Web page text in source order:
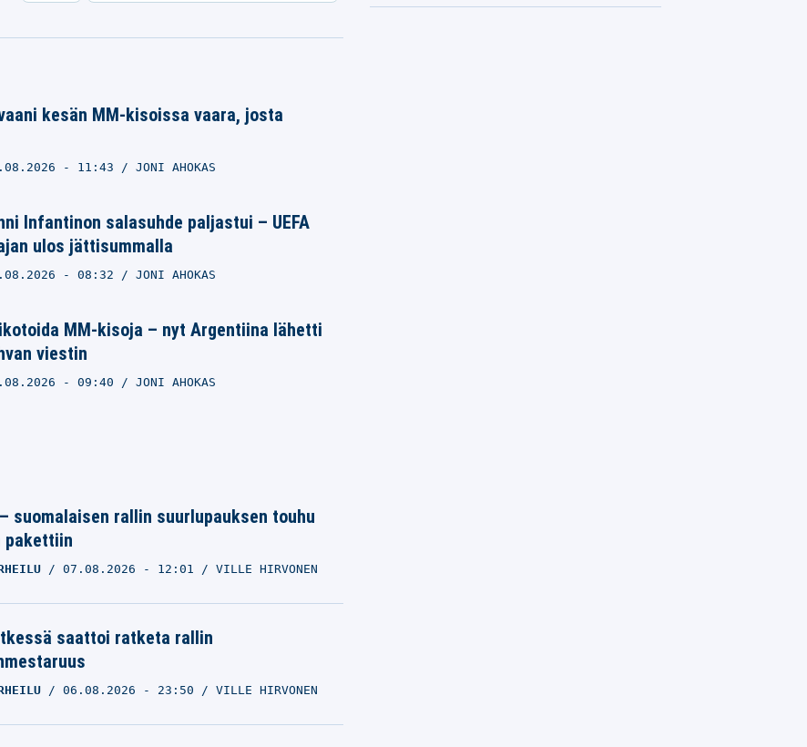
kesän MM-kisoissa vaara, josta
- 11:43 JONI AHOKAS
Infantinon salasuhde paljastui – UEFA
ulos jättisummalla
- 08:32 JONI AHOKAS
MM-kisoja – nyt Argentiina lähetti
viestin
- 09:40 JONI AHOKAS
suomalaisen rallin suurlupauksen touhu
07.08.2026 - 12:01 VILLE HIRVONEN
saattoi ratketa rallin
06.08.2026 - 23:50 VILLE HIRVONEN